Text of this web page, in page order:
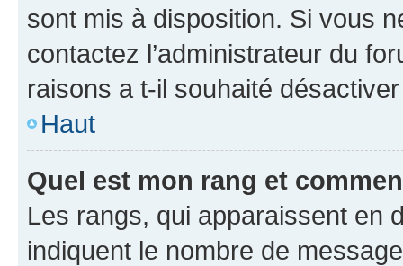
sont mis à disposition. Si vous
contactez l’administrateur du
raisons a t-il souhaité
Haut
Quel est mon rang et
Les rangs, qui apparaissent en
indiquent le nombre de